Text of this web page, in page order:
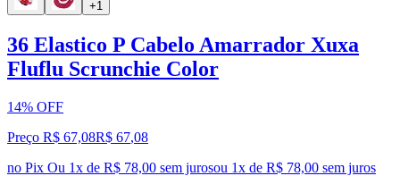
+1
36 Elastico P Cabelo Amarrador Xuxa
Fluflu Scrunchie Color
14% OFF
Preço R$ 67,08R$ 67,08
no Pix Ou 1x de R$ 78,00 sem jurosou 1x de R$ 78,00 sem juros